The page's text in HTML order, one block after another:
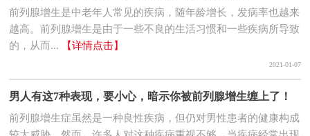
前列腺增生是中老年人常见的疾病，随年龄增长，发病率也越来
越高。前列腺增生是由于一些不良的生活习惯和一些疾病所导致
的，从而...
【详情点击】
2021-01-07
男人有这7种表现，要小心，暗示你被前列腺增生缠上了！
前列腺增生症虽然是一种良性疾病，但仍对男性患者的健康构成